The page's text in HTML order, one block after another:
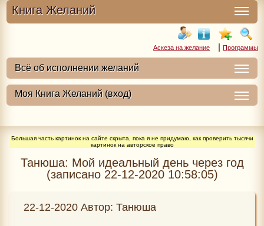
Книга Желаний
Аскеза на желание | Программы
Большая часть картинок на сайте скрыта, пока я не придумаю, как проверить тысячи
картинок на авторское право
Танюша: Мой идеальный день через год
(записано 22-12-2020 10:58:05)
22-12-2020 Автор: Танюша